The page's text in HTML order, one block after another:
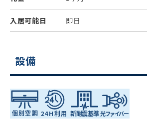
入居可能日 即日
設備